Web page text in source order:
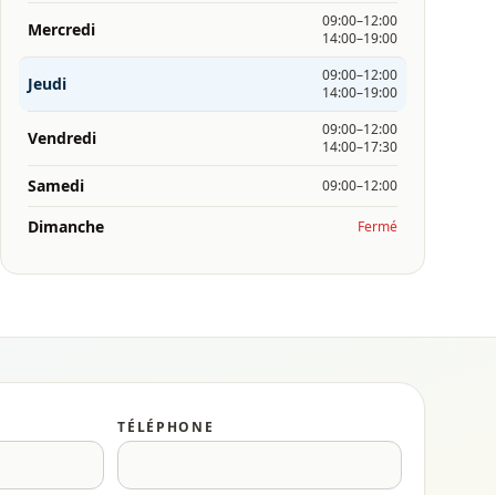
Mercredi
09:00–12:00
14:00–19:00
Jeudi
09:00–12:00
14:00–19:00
Vendredi
09:00–12:00
14:00–17:30
Samedi 09:00–12:00
Dimanche Fermé
TÉLÉPHONE